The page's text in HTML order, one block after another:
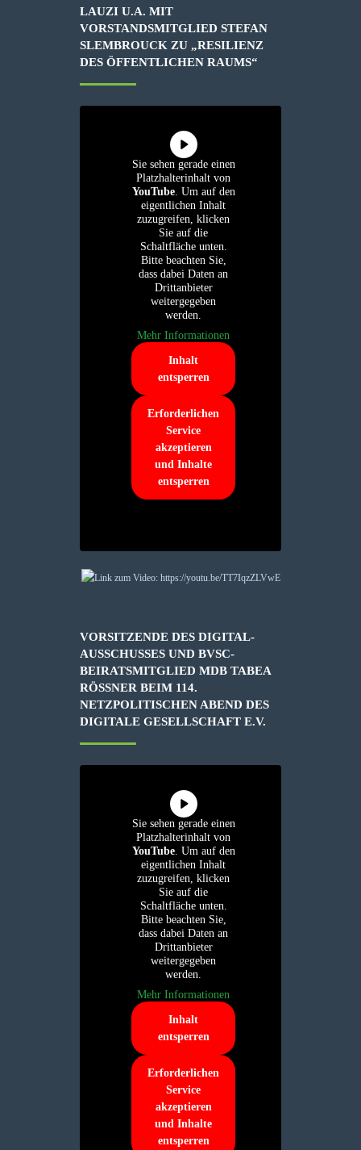
LAUZI U.A. MIT
VORSTANDSMITGLIED STEFAN
SLEMBROUCK ZU „RESILIENZ
DES ÖFFENTLICHEN RAUMS“
Sie sehen gerade einen
Platzhalterinhalt von
YouTube. Um auf den
eigentlichen Inhalt
zuzugreifen, klicken
Sie auf die
Schaltfläche unten.
Bitte beachten Sie,
dass dabei Daten an
Drittanbieter
weitergegeben
werden.
Mehr Informationen
Inhalt
entsperren
Erforderlichen
Service
akzeptieren
und Inhalte
entsperren
VORSITZENDE DES DIGITAL-
AUSSCHUSSES UND BVSC-
BEIRATSMITGLIED MDB TABEA
RÖSSNER BEIM 114. N
ETZPOLITISCHEN ABEND DES D
IGITALE GESELLSCHAFT E.V.
Sie sehen gerade einen
Platzhalterinhalt von
YouTube. Um auf den
eigentlichen Inhalt
zuzugreifen, klicken
Sie auf die
Schaltfläche unten.
Bitte beachten Sie,
dass dabei Daten an
Drittanbieter
weitergegeben
werden.
Mehr Informationen
Inhalt
entsperren
Erforderlichen
Service
akzeptieren
und Inhalte
entsperren